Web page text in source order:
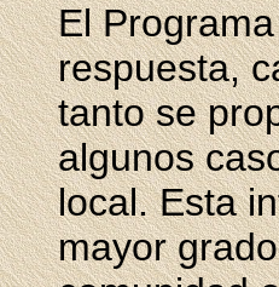
El
respuesta,
tanto se
algunos
local. Esta
mayor